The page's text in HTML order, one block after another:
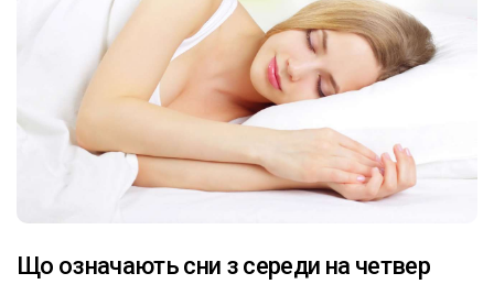
Що означають сни з середи на четвер